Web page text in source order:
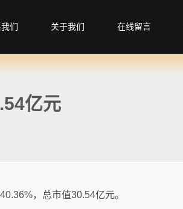
们 关于我们 在线留言
亿元
，总市值30.54亿元。